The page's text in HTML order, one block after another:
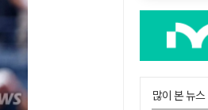
많이 본 뉴스